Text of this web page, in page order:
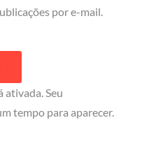
por e-mail.
ativada. Seu
tempo para aparecer.